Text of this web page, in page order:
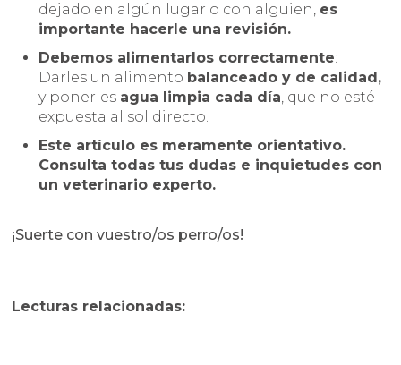
dejado en algún lugar o con alguien, es
importante hacerle una revisión.
Debemos alimentarlos correctamente:
Darles un alimento balanceado y de calidad,
y ponerles agua limpia cada día, que no esté
expuesta al sol directo.
Este artículo es meramente orientativo.
Consulta todas tus dudas e inquietudes con
un veterinario experto.
¡Suerte con vuestro/os perro/os!
Lecturas relacionadas: